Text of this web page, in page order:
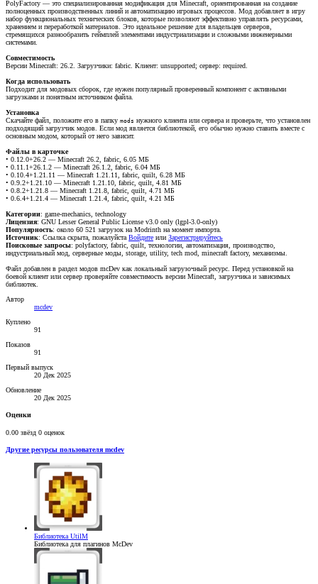
PolyFactory — это специализированная модификация для Minecraft, ориентированная на создание
полноценных производственных линий и автоматизацию игровых процессов. Мод добавляет в игру
набор функциональных технических блоков, которые позволяют эффективно управлять ресурсами,
хранением и переработкой материалов. Это идеальное решение для владельцев серверов,
стремящихся разнообразить геймплей элементами индустриализации и сложными инженерными
системами.
Совместимость
Версии Minecraft: 26.2. Загрузчики: fabric. Клиент: unsupported; сервер: required.
Когда использовать
Подходит для модовых сборок, где нужен популярный проверенный компонент с активными
загрузками и понятным источником файла.
Установка
Скачайте файл, положите его в папку mods нужного клиента или сервера и проверьте, что установлен
подходящий загрузчик модов. Если мод является библиотекой, его обычно нужно ставить вместе с
основным модом, который от него зависит.
Файлы в карточке
• 0.12.0+26.2 — Minecraft 26.2, fabric, 6.05 МБ
• 0.11.1+26.1.2 — Minecraft 26.1.2, fabric, 6.04 МБ
• 0.10.4+1.21.11 — Minecraft 1.21.11, fabric, quilt, 6.28 МБ
• 0.9.2+1.21.10 — Minecraft 1.21.10, fabric, quilt, 4.81 МБ
• 0.8.2+1.21.8 — Minecraft 1.21.8, fabric, quilt, 4.71 МБ
• 0.6.4+1.21.4 — Minecraft 1.21.4, fabric, quilt, 4.21 МБ
Категории: game-mechanics, technology
Лицензия: GNU Lesser General Public License v3.0 only (lgpl-3.0-only)
Популярность: около 60 521 загрузок на Modrinth на момент импорта.
Источник: Ссылка скрыта, пожалуйста Войдите или Зарегистрируйтесь
Поисковые запросы: polyfactory, fabric, quilt, технологии, автоматизация, производство,
индустриальный мод, серверные моды, storage, utility, tech mod, minecraft factory, механизмы.
Файл добавлен в раздел модов mcDev как локальный загрузочный ресурс. Перед установкой на
боевой клиент или сервер проверяйте совместимость версии Minecraft, загрузчика и зависимых
библиотек.
Автор
mcdev
Куплено
91
Показов
91
Первый выпуск
20 Дек 2025
Обновление
20 Дек 2025
Оценки
0.00 звёзд 0 оценок
Другие ресурсы пользователя mcdev
Библиотека UtilM
Библиотека для плагинов McDev